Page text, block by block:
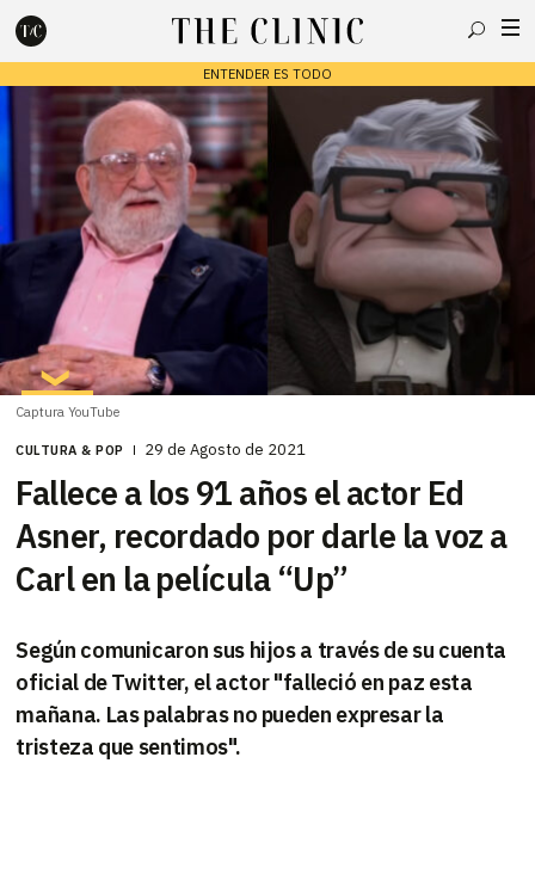
ENTENDER ES TODO
Escribe lo que deseas y presiona enter para buscar
Captura YouTube
CULTURA & POP 29 de Agosto de 2021
Fallece a los 91 años el actor Ed
Asner, recordado por darle la voz a
Carl en la película “Up”
Según comunicaron sus hijos a través de su cuenta
oficial de Twitter, el actor "falleció en paz esta
mañana. Las palabras no pueden expresar la
tristeza que sentimos".